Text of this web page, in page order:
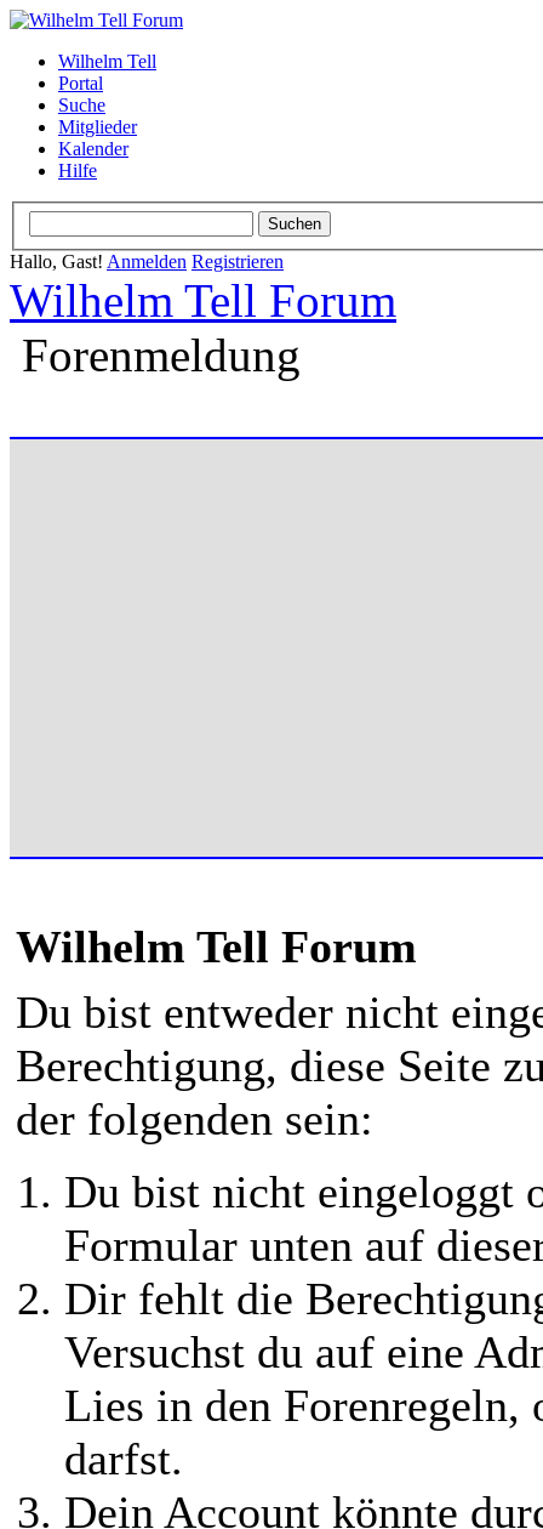
Wilhelm Tell
Portal
Suche
Mitglieder
Kalender
Hilfe
Hallo, Gast! Anmelden Registrieren
Wilhelm Tell Forum
Forenmeldung
Wilhelm Tell Forum
Du bist entweder nicht
Berechtigung, diese Seite
der folgenden sein:
Du bist nicht eingeloggt
Formular unten auf
Dir fehlt die
Versuchst du auf eine
Lies in den Forenregeln,
darfst.
Dein Account könnte